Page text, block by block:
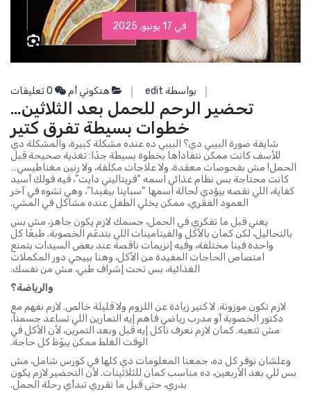
في 17 يونيو, 2025
بواسطة edit هتكوني أم
تحضير الرحم للحمل بعد الثلاثين…
خطوات بسيطة تفرق كتير
شايفة صورة البيبي دي؟ البيبي ده عنده مشكلة كبيرة، والمشكلة دي
للأسف كانت ممكن نتفاداها بخطوة بسيطة جدًا: تغذية صحيحة قبل
الحمل! مش بفحوصات معقدة، ولا علاجات مكلفة، ولا رنين مغناطيسي…
كانت محتاجة بس نظام غذائي اسمه “فريتاليتي دايت”، فيه فولك أسيد
كفاية، اللي نقصه بيؤدي لحالة اسمها “سباينا بيفيدا”، وهي تشوه في آخر
العمود الفقري، ممكن يخلي الطفل عنده مشاكل في المشي.
يعني قبل ما تفكري في الحمل، جسمك لازم يكون جاهز، مش بس
بالتحاليل، لكن كمان بالأكل والفيتامينات اللي بتدعّم الخصوبة. طبعًا كل
واحدة فينا مختلفة، وفيه إنزيمات ناقصة عند بعض السيدات بتمنع
امتصاص الحاجات المفيدة من الأكل، وهنا بييجي دور المكملات
الغذائية، بس تحت إشراف طبي، مش من نفسك.
والرياضة؟
لازم تكون موزونة. لا كتير زيادة عن اللزوم ولا قليلة خالص. لازم نفهم مع
دكتور الخصوبة أو مدرب رياضي فاهم إيه التمارين اللي تساعد جسمنا،
مش تتعبه. كمان لازم نعرف ناكل إيه قبل وبعد التمرين، لأن الأكل في
الوقت الغلط ممكن يبوّظ كل حاجة.
وعلشان نوفر كل ده، جمعنا المعلومات دي كلها في كورس شامل، مش
بس للي بعد الأربعين، ده مناسب كمان للثلاثينات. لأن التحضير لازم يكون
بدري، حتى قبل ما تقرري تبدأي رحلة الحمل.